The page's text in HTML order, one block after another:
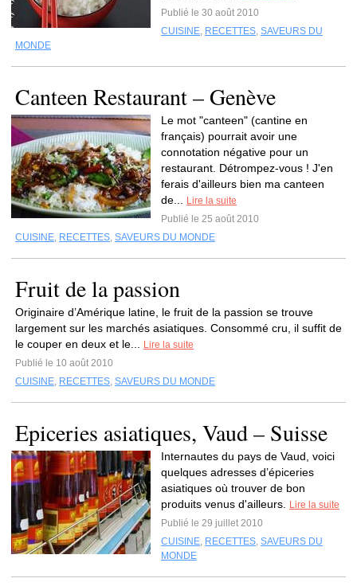
Publié le 30 août 2010
CUISINE, RECETTES, SAVEURS DU
MONDE
Canteen Restaurant – Genève
Le mot "canteen" (cantine en
français) pourrait avoir une
connotation négative pour un
restaurant. Détrompez-vous ! J'en
ferais d'ailleurs bien ma canteen
de...
Lire la suite
Publié le 25 août 2010
CUISINE, RECETTES, SAVEURS DU MONDE
Fruit de la passion
Originaire d’Amérique latine, le fruit de la passion se trouve
largement sur les marchés asiatiques. Consommé cru, il suffit de
le couper en deux et le...
Lire la suite
Publié le 10 août 2010
CUISINE, RECETTES, SAVEURS DU MONDE
Epiceries asiatiques, Vaud – Suisse
Internautes du pays de Vaud, voici
quelques adresses d’épiceries
asiatiques où trouver de bon
produits venus d'ailleurs.
Lire la suite
Publié le 29 juillet 2010
CUISINE, RECETTES, SAVEURS DU
MONDE